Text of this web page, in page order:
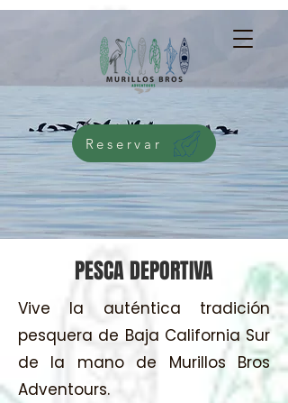
Reservar
PESCA DEPORTIVA
Vive la auténtica tradición
pesquera de Baja California Sur
de la mano de Murillos Bros
Adventours.